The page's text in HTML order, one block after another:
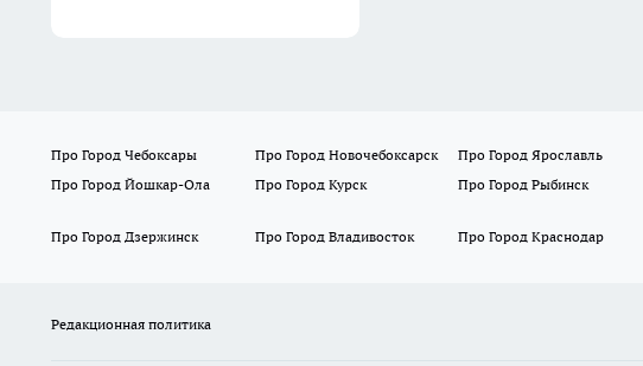
Про Город Чебоксары Про Город Новочебоксарск Про Город Ярославль
Про Город Йошкар-Ола
Про Город Курск Про Город Рыбинск
Про Город Дзержинск
Про Город Владивосток Про Город Краснодар
Редакционная политика